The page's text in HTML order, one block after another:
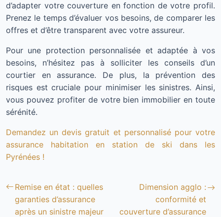
d’adapter votre couverture en fonction de votre profil.
Prenez le temps d’évaluer vos besoins, de comparer les
offres et d’être transparent avec votre assureur.
Pour une protection personnalisée et adaptée à vos
besoins, n’hésitez pas à solliciter les conseils d’un
courtier en assurance. De plus, la prévention des
risques est cruciale pour minimiser les sinistres. Ainsi,
vous pouvez profiter de votre bien immobilier en toute
sérénité.
Demandez un devis gratuit et personnalisé pour votre
assurance habitation en station de ski dans les
Pyrénées !
Remise en état : quelles
garanties d’assurance
après un sinistre majeur
Dimension agglo :
conformité et
couverture d’assurance